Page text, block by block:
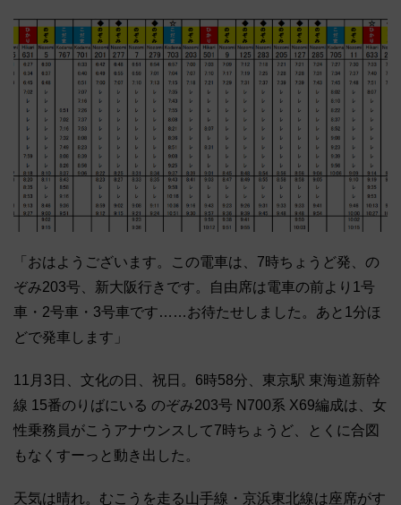
「おはようございます。この電車は、7時ちょうど発、の
ぞみ203号、新大阪行きです。自由席は電車の前より1号
車・2号車・3号車です……お待たせしました。あと1分ほ
どで発車します」
11月3日、文化の日、祝日。6時58分、東京駅 東海道新幹
線 15番のりばにいる のぞみ203号 N700系 X69編成は、女
性乗務員がこうアナウンスして7時ちょうど、とくに合図
もなくすーっと動き出した。
天気は晴れ。むこうを走る山手線・京浜東北線は座席がす